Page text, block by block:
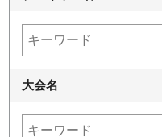
大会名